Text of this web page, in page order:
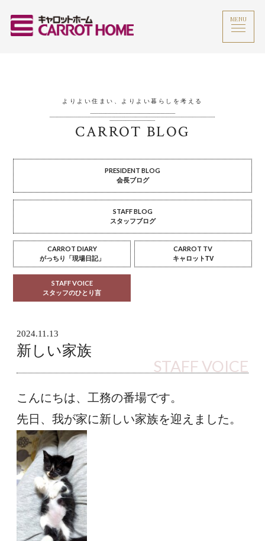
MENU
よりよい住まい、よりよい暮らしを考える
CARROT BLOG
PRESIDENT BLOG
会長ブログ
STAFF BLOG
スタッフブログ
CARROT DIARY
がっちり「現場日記」
CARROT TV
キャロットTV
STAFF VOICE
スタッフのひとり言
2024.11.13
新しい家族
STAFF VOICE
こんにちは、工務の番場です。
先日、我が家に新しい家族を迎えました。